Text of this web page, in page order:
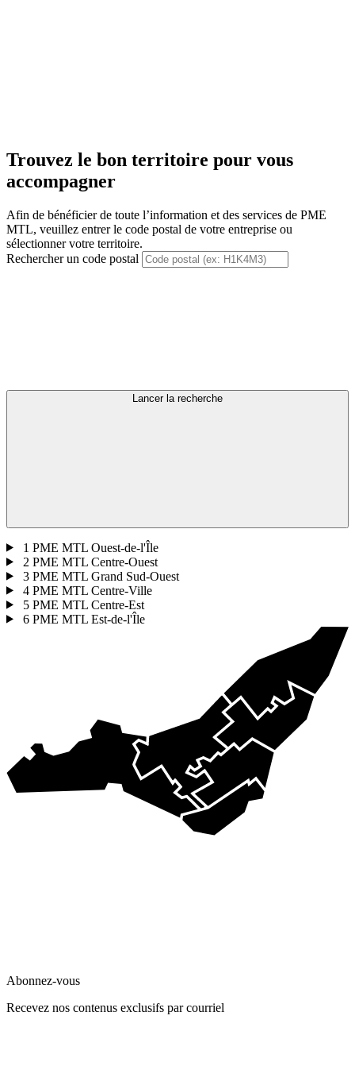
Trouvez le bon territoire pour vous
accompagner
Afin de bénéficier de toute l’information et des services de PME
MTL, veuillez entrer le code postal de votre entreprise ou
sélectionner votre territoire.
Rechercher un code postal
Lancer la recherche
1 PME MTL Ouest-de-l'Île
2 PME MTL Centre-Ouest
3 PME MTL Grand Sud-Ouest
4 PME MTL Centre-Ville
5 PME MTL Centre-Est
6 PME MTL Est-de-l'Île
Abonnez-vous
Recevez nos contenus exclusifs par courriel